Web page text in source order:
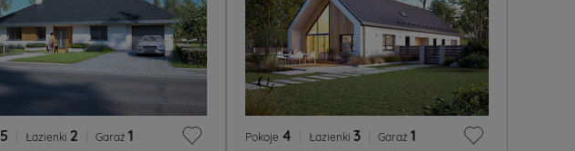
5 Łazienki 2 Garaż 1 Pokoje 4 Łazienki 3 Garaż 1